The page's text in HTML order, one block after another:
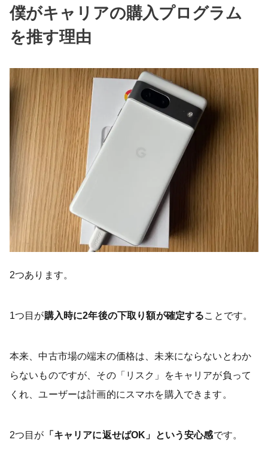
僕がキャリアの購入プログラム
を推す理由
2つあります。
1つ目が購入時に2年後の下取り額が確定することです。
本来、中古市場の端末の価格は、未来にならないとわか
らないものですが、その「リスク」をキャリアが負って
くれ、ユーザーは計画的にスマホを購入できます。
2つ目が 「キャリアに返せばOK」という安心感です。